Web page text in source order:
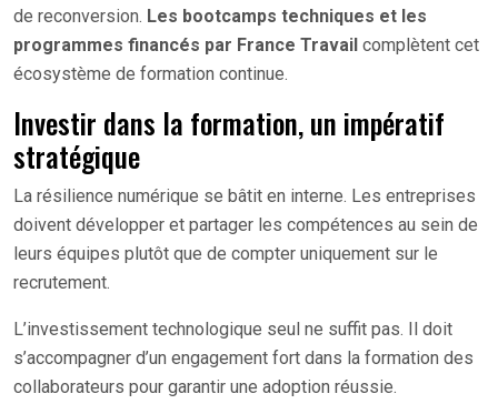
de reconversion. Les bootcamps techniques et les
programmes financés par France Travail complètent cet
écosystème de formation continue.
Investir dans la formation, un impératif
stratégique
La résilience numérique se bâtit en interne. Les entreprises
doivent développer et partager les compétences au sein de
leurs équipes plutôt que de compter uniquement sur le
recrutement.
L’investissement technologique seul ne suffit pas. Il doit
s’accompagner d’un engagement fort dans la formation des
collaborateurs pour garantir une adoption réussie.